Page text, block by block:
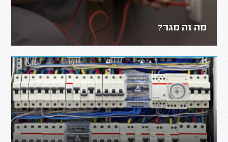
מה זה מגר?